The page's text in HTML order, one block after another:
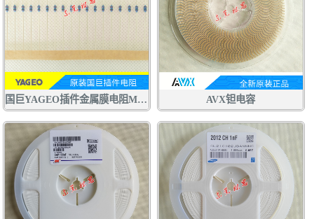
国巨YAGEO插件金属膜电阻MFR AVX钽电容